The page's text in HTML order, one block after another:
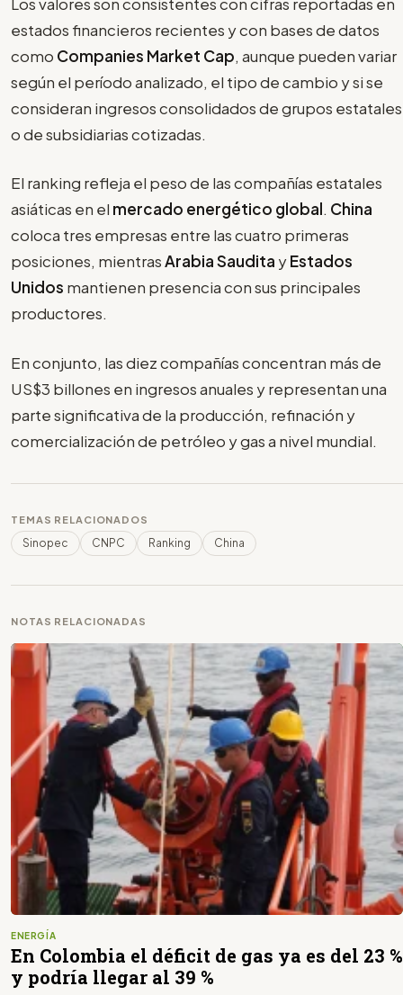
estados financieros recientes y con bases de datos
como Companies Market Cap, aunque pueden variar
según el período analizado, el tipo de cambio y si se
consideran ingresos consolidados de grupos estatales
o de subsidiarias cotizadas.
El ranking refleja el peso de las compañías estatales
asiáticas en el mercado energético global. China
coloca tres empresas entre las cuatro primeras
posiciones, mientrasArabia Saudita yEstados
Unidos mantienen presencia con sus principales
productores.
En conjunto, las diez compañías concentran más de
US$3 billones en ingresos anuales y representan una
parte significativa de la producción, refinación y
comercialización de petróleo y gas a nivel mundial.
TEMAS RELACIONADOS
Sinopec CNPC Ranking China
NOTAS RELACIONADAS
ENERGÍA
En Colombia el déficit de gas ya es del 23 %
y podría llegar al 39 %